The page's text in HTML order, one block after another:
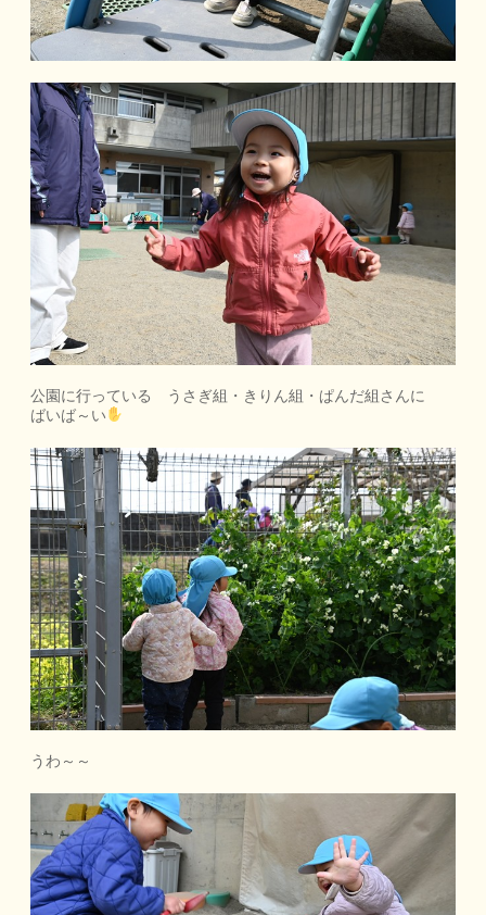
公園に行っている うさぎ組・きりん組・ぱんだ組さんに
ばいば～い
うわ～～